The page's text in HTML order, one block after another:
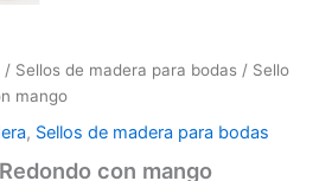
/ Sellos de madera para bodas / Sello
mango
, Sellos de madera para bodas
con mango